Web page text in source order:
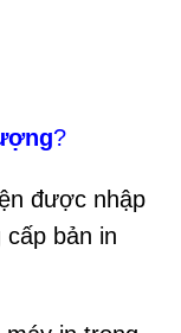
?
được nhập
bản in